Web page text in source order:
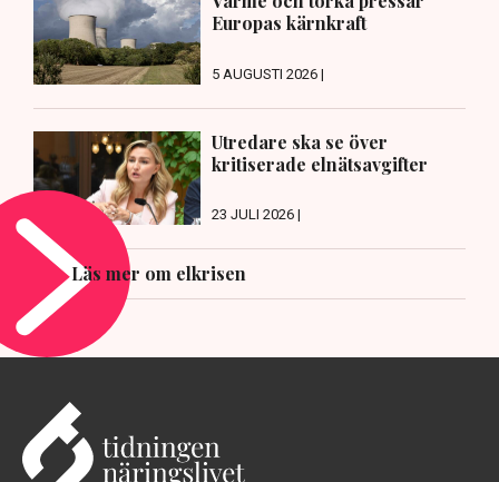
Europas kärnkraft
5 AUGUSTI 2026 |
Utredare ska se över
kritiserade elnätsavgifter
23 JULI 2026 |
Läs mer om elkrisen